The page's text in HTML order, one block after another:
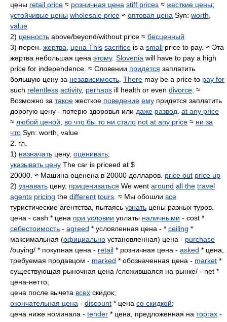
цены retail price ≈ розничная цена stiff prices ≈ жесткие цены;
устойчивые цены wholesale price ≈ оптовая цена Syn: worth
value
2) ценность above/beyond/without price ≈ бесценный
3) перен. жертва цена This sacrifice is a small price to pay. ≈ Эта
жертва небольшая цена этому. Slovenia will have to pay a high
price for independence. ≈ Словении придется заплатить
большую цену за независимость There may be a price to pay for
such relentless activity, perhaps ill health or even divorce . ≈
Возможно за такое жесткое поведение ему придется заплатить
дорогую цену - потерю здоровья или даже развод at any price
≈ любой ценой во что бы то ни стало not at any price ≈ ни за
что Syn: worth, value
2. гл.
1) назначать цену, оценивать;
указывать цену The car is priceed at $
20000. ≈ Машина оценена в 20000 долларов. price out price up
2) узнавать цену, прицениваться We went around all the travel
agents pricing the different tours . ≈ Мы обошли все
туристические агентства, пытаясь узнать цены разных туров.
цена - cash * цена при условии уплаты наличными - cost *
себестоимость - agreed * условленная цена - * ceiling *
максимальная (официально установленная) цена - purchase
/buying/ * покупная цена - retail * розничная цена - asked * цена,
требуемая продавцом - marked * обозначенная цена - market *
существующая рыночная цена /сложившаяся на рынке/ - net *
цена-нетто;
цена после вычета всех скидок;
окончательная цена - discount * цена со скидкой;
цена ниже номинала - tender * цена, предложенная на торгах -